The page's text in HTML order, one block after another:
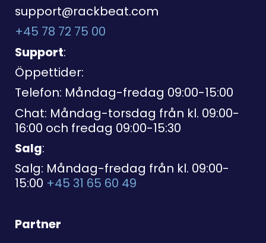
support@rackbeat.com
+45 78 72 75 00
Support:
Öppettider:
Telefon: Måndag-fredag 09:00-15:00
Chat: Måndag-torsdag från kl. 09:00-
16:00 och fredag 09:00-15:30
Salg:
Salg: Måndag-fredag från kl. 09:00-
15:00 +45 31 65 60 49
Partner